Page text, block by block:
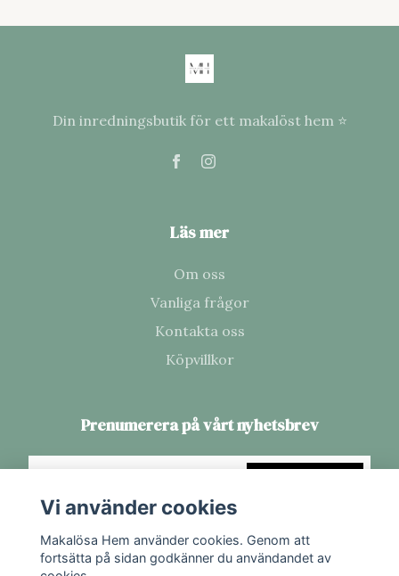
Din inredningsbutik för ett makalöst hem ⭐
Läs mer
Om oss
Vanliga frågor
Kontakta oss
Köpvillkor
Prenumerera på vårt nyhetsbrev
Vi använder cookies
Makalösa Hem använder cookies. Genom att
fortsätta på sidan godkänner du användandet av